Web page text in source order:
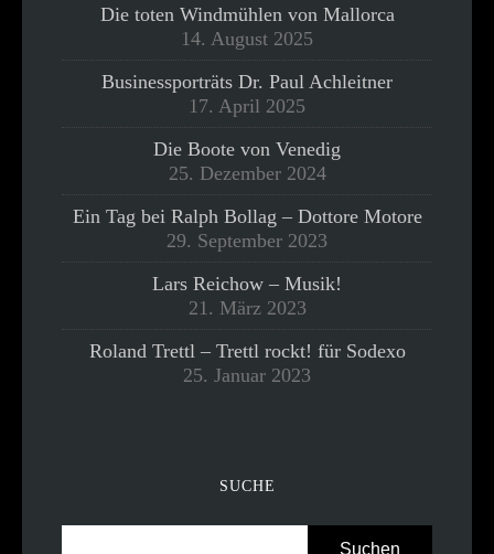
Die toten Windmühlen von Mallorca
14. August 2025
Businessporträts Dr. Paul Achleitner
17. April 2025
Die Boote von Venedig
25. Dezember 2024
Ein Tag bei Ralph Bollag – Dottore Motore
29. September 2023
Lars Reichow – Musik!
21. März 2023
Roland Trettl – Trettl rockt! für Sodexo
25. Januar 2023
SUCHE